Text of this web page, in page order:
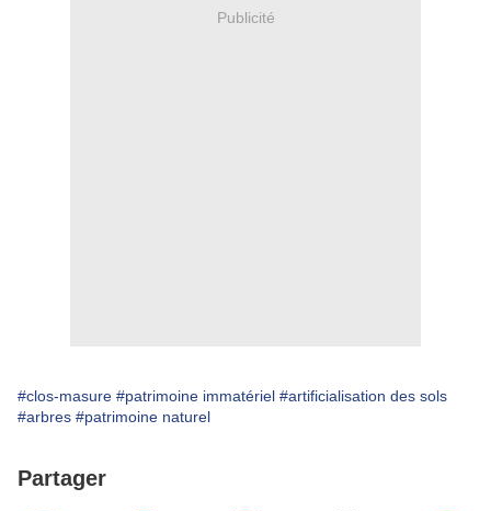
Publicité
#clos-masure #patrimoine immatériel #artificialisation des sols
#arbres #patrimoine naturel
Partager